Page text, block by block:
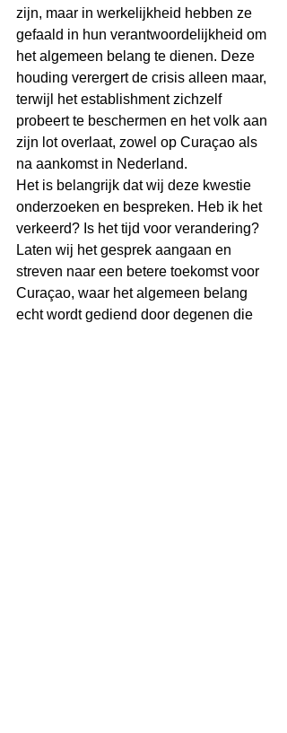
zijn, maar in werkelijkheid hebben ze
gefaald in hun verantwoordelijkheid om
het algemeen belang te dienen. Deze
houding verergert de crisis alleen maar,
terwijl het establishment zichzelf
probeert te beschermen en het volk aan
zijn lot overlaat, zowel op Curaçao als
na aankomst in Nederland.
Het is belangrijk dat wij deze kwestie
onderzoeken en bespreken. Heb ik het
verkeerd? Is het tijd voor verandering?
Laten wij het gesprek aangaan en
streven naar een betere toekomst voor
Curaçao, waar het algemeen belang
echt wordt gediend door degenen die